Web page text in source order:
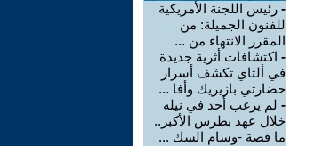
- رئيس اللجنة الأمريكية
للفنون الجميلة: من
المقرر الانتهاء من ...
- اكتشافات أثرية جديدة
في ألتاي تكشف أسرار
حضارتي بازيريك وأفا ...
- لم يرغب أحد في نيله
خلال عهد بطرس الأكبر..
ما قصة -وسام السك ...